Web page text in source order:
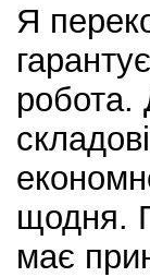
Я
робота.
щодня.
має